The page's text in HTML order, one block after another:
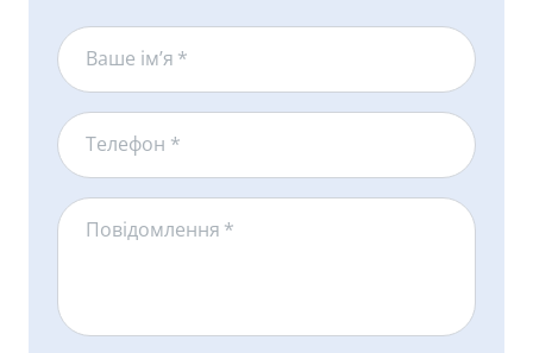
Ваше ім’я *
Телефон *
Повідомлення *